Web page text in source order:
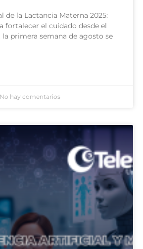
de la Lactancia Materna 2025:
fortalecer el cuidado desde el
la primera semana de agosto se
No hay comentarios